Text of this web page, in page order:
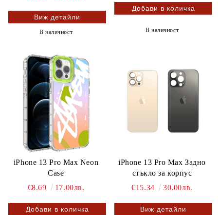
Виж детайли
В наличност В наличност
iPhone 13 Pro Max Neon
Case
€8.69
17.00лв.
iPhone 13 Pro Max Задно
стъкло за корпус
€15.34
30.00лв.
Виж детайли